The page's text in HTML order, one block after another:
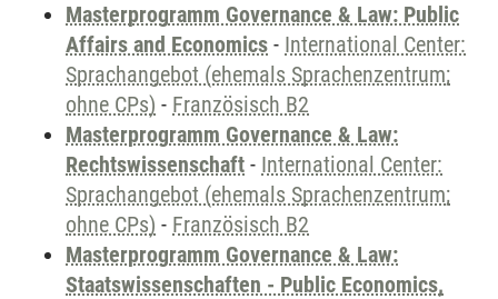
Masterprogramm Governance & Law: Public
Affairs and Economics - International Center:
Sprachangebot (ehemals Sprachenzentrum;
ohne CPs) - Französisch B2
Masterprogramm Governance & Law:
Rechtswissenschaft - International Center:
Sprachangebot (ehemals Sprachenzentrum;
ohne CPs) - Französisch B2
Masterprogramm Governance & Law:
Staatswissenschaften - Public Economics,